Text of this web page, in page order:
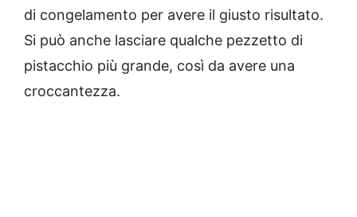
di congelamento per avere il giusto risultato.
Si può anche lasciare qualche pezzetto di
pistacchio più grande, così da avere una
croccantezza.